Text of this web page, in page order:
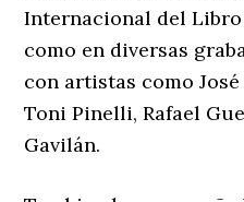
Internacional del Libro
como en diversas
con artistas como
Toni Pinelli, Rafael
Gavilán.